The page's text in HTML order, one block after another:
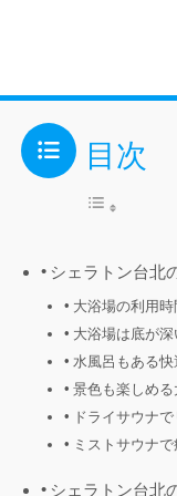
目次
シェラトン台北
大浴場の利用
大浴場は底が
水風呂もある
景色も楽しめる
ドライサウナ
ミストサウナ
シェラトン台北